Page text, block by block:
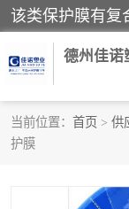
德州佳诺
当前位置： 首页 > 供
护膜
pe保护膜
地毯保护膜